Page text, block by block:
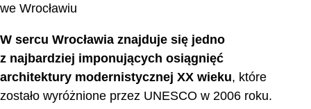
we Wrocławiu
W sercu Wrocławia znajduje się jedno
z najbardziej imponujących osiągnięć
architektury modernistycznej XX wieku, które
zostało wyróżnione przez UNESCO w 2006 roku.